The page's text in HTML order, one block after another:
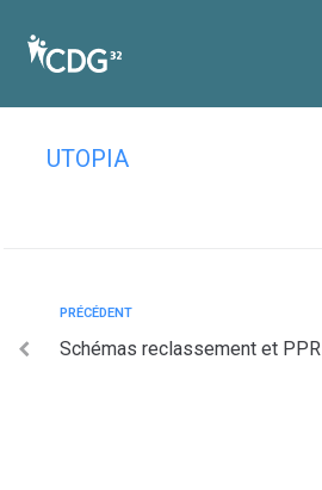
La PPR en bref
UTOPIA
PRÉCÉDENT
Schémas reclassement et PPR